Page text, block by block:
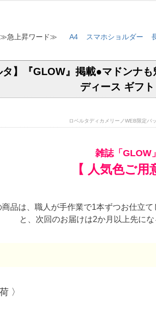
≫急上昇ワード≫ A4 スマホショルダー
タ】『GLOW』掲載●マドンナ
ディース ギフ
ロベルタディカメリーノWEB限定バ
雑誌「GLOW
【 人気色ご
商品は、職人が手作業で1本ずつお仕立
と、次回のお届けは2か月以上先に
〉